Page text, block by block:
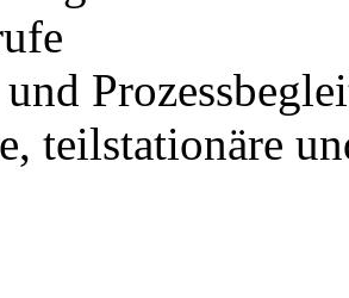
teilstationäre